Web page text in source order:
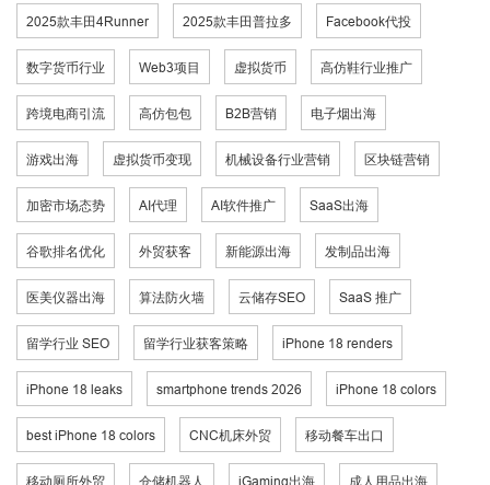
2025款丰田4Runner 2025款丰田普拉多 Facebook代投
数字货币行业 Web3项目 虚拟货币 高仿鞋行业推广
跨境电商引流 高仿包包 B2B营销 电子烟出海
游戏出海 虚拟货币变现 机械设备行业营销 区块链营销
加密市场态势 AI代理 AI软件推广 SaaS出海
谷歌排名优化 外贸获客 新能源出海 发制品出海
医美仪器出海 算法防火墙 云储存SEO SaaS 推广
留学行业 SEO 留学行业获客策略 iPhone 18 renders
iPhone 18 leaks smartphone trends 2026 iPhone 18 colors
best iPhone 18 colors CNC机床外贸 移动餐车出口
移动厕所外贸 仓储机器人 iGaming出海 成人用品出海